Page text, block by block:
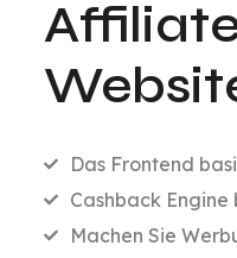
Das Frontend
Cashback
Machen Sie